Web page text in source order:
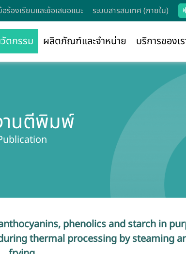
ร้องเรียนและข้อเสนอแนะ ระบบสารสนเทศ (ภายใน)
ตกรรม ผลิตภัณฑ์และจำหน่าย บริการของเ
นตีพิมพ์
phenolics and starch in
thermal processing by steaming